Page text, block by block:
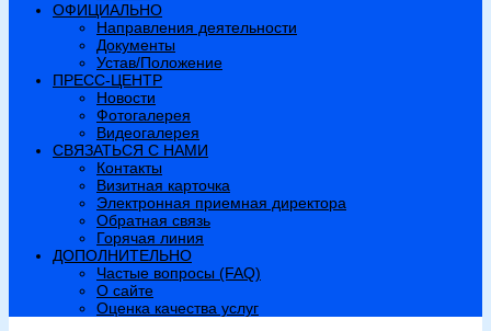
ОФИЦИАЛЬНО
Направления деятельности
Документы
Устав/Положение
ПРЕСС-ЦЕНТР
Новости
Фотогалерея
Видеогалерея
СВЯЗАТЬСЯ С НАМИ
Контакты
Визитная карточка
Электронная приемная директора
Обратная связь
Горячая линия
ДОПОЛНИТЕЛЬНО
Частые вопросы (FAQ)
О сайте
Оценка качества услуг